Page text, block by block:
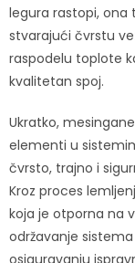
legura rastopi, ona
stvarajući čvrstu
raspodelu toplote
kvalitetan spoj.
Ukratko,
elementi u
čvrsto, trajno i
Kroz proces
koja je otporna na
održavanje
osiguravanju